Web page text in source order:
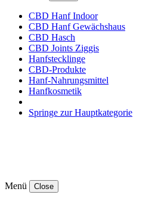
CBD Hanf Indoor
CBD Hanf Gewächshaus
CBD Hasch
CBD Joints Ziggis
Hanfstecklinge
CBD-Produkte
Hanf-Nahrungsmittel
Hanfkosmetik
Springe zur Hauptkategorie
Menü Close